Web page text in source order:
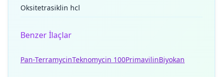
Oksitetrasiklin hcl
Benzer İlaçlar
Pan-TerramycinTeknomycin 100PrimavilinBiyokan